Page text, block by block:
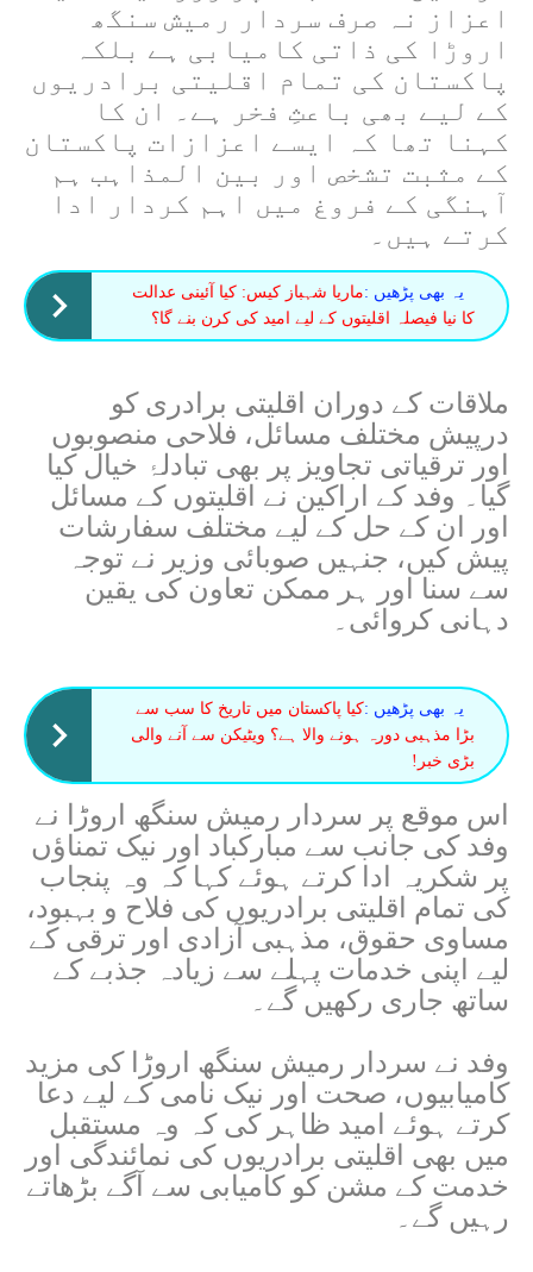
اعزاز نہ صرف سردار رمیش سنگھ
اروڑا کی ذاتی کامیابی ہے بلکہ
پاکستان کی تمام اقلیتی برادریوں
کے لیے بھی باعثِ فخر ہے۔ ان کا
کہنا تھا کہ ایسے اعزازات پاکستان
کے مثبت تشخص اور بین المذاہب ہم
آہنگی کے فروغ میں اہم کردار ادا
کرتے ہیں۔
یہ بھی پڑھیں :ماریا شہباز کیس: کیا آئینی عدالت
کا نیا فیصلہ اقلیتوں کے لیے امید کی کرن بنے گا؟
ملاقات کے دوران اقلیتی برادری کو
درپیش مختلف مسائل، فلاحی منصوبوں
اور ترقیاتی تجاویز پر بھی تبادلۂ خیال کیا
گیا۔ وفد کے اراکین نے اقلیتوں کے مسائل
اور ان کے حل کے لیے مختلف سفارشات
پیش کیں، جنہیں صوبائی وزیر نے توجہ
سے سنا اور ہر ممکن تعاون کی یقین
دہانی کروائی۔
یہ بھی پڑھیں :کیا پاکستان میں تاریخ کا سب سے
بڑا مذہبی دورہ ہونے والا ہے؟ ویٹیکن سے آنے والی
بڑی خبر!
اس موقع پر سردار رمیش سنگھ اروڑا نے
وفد کی جانب سے مبارکباد اور نیک تمناؤں
پر شکریہ ادا کرتے ہوئے کہا کہ وہ پنجاب
کی تمام اقلیتی برادریوں کی فلاح و بہبود،
مساوی حقوق، مذہبی آزادی اور ترقی کے
لیے اپنی خدمات پہلے سے زیادہ جذبے کے
ساتھ جاری رکھیں گے۔
وفد نے سردار رمیش سنگھ اروڑا کی مزید
کامیابیوں، صحت اور نیک نامی کے لیے دعا
کرتے ہوئے امید ظاہر کی کہ وہ مستقبل
میں بھی اقلیتی برادریوں کی نمائندگی اور
خدمت کے مشن کو کامیابی سے آگے بڑھاتے
رہیں گے۔